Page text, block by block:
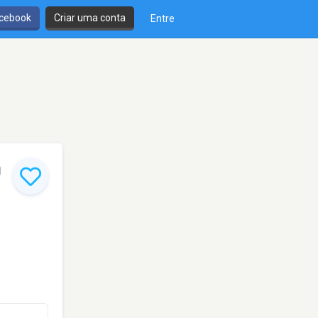
Criar uma conta Entre